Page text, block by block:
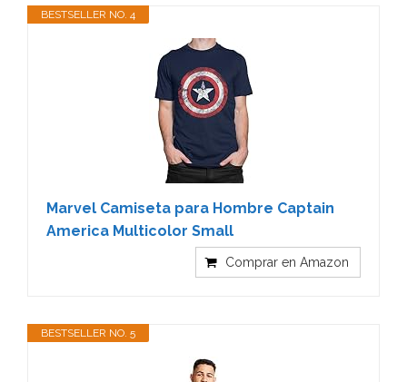
BESTSELLER NO. 4
Marvel Camiseta para Hombre Captain
America Multicolor Small
Comprar en Amazon
BESTSELLER NO. 5